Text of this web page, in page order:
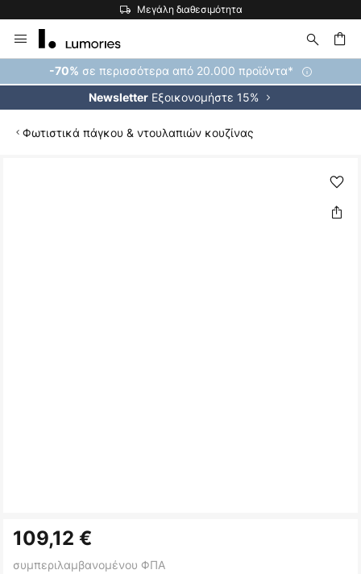
Μεγάλη διαθεσιμότητα
Μετάβαση
στο
περιεχόμενο
-70% σε περισσότερα από 20.000 προϊόντα*
Newsletter Εξοικονομήστε 15%
Φωτιστικά πάγκου & ντουλαπιών κουζίνας
στην
αρχή
109,12 €
συμπεριλαμβανομένου ΦΠΑ